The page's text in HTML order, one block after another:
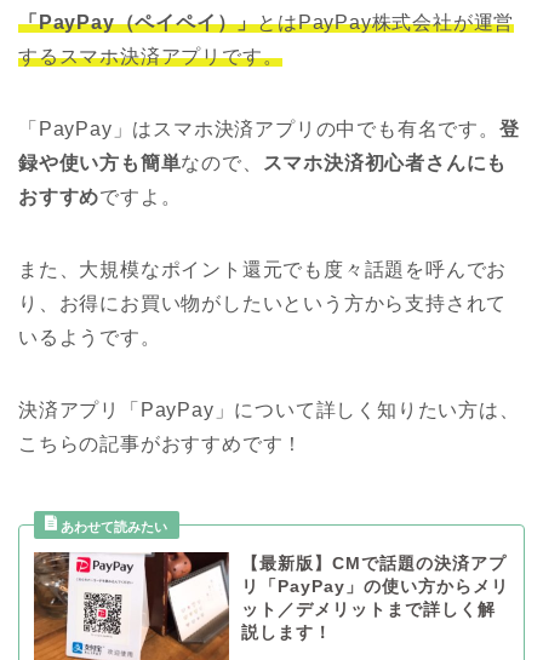
「PayPay（ペイペイ）」とはPayPay株式会社が運営
するスマホ決済アプリです。
「PayPay」はスマホ決済アプリの中でも有名です。 登
録や使い方も簡単なので、
スマホ決済初心者さんにも
おすすめですよ。
また、大規模なポイント還元でも度々話題を呼んでお
り、お得にお買い物がしたいという方から支持されて
いるようです。
決済アプリ「PayPay」について詳しく知りたい方は、
こちらの記事がおすすめです！
【最新版】CMで話題の決済アプ
リ「PayPay」の使い方からメリ
ット／デメリットまで詳しく解
説します！